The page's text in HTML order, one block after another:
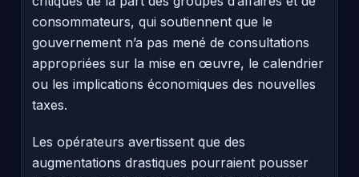
consommateurs, qui soutiennent que le
gouvernement n’a pas mené de consultations
appropriées sur la mise en œuvre, le calendrier
ou les implications économiques des nouvelles
taxes.
Les opérateurs avertissent que des
augmentations drastiques pourraient pousser